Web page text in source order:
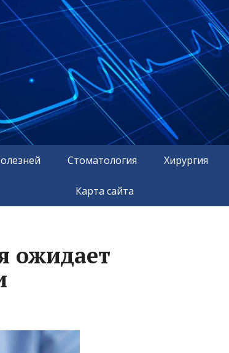
Стоматология Хирургия
Карта сайта
ожидает